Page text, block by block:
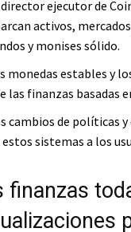
ejecutor de
activos,
y monises sólido.
monedas estables y
las finanzas basadas
cambios de políticas
estos sistemas a los
finanzas